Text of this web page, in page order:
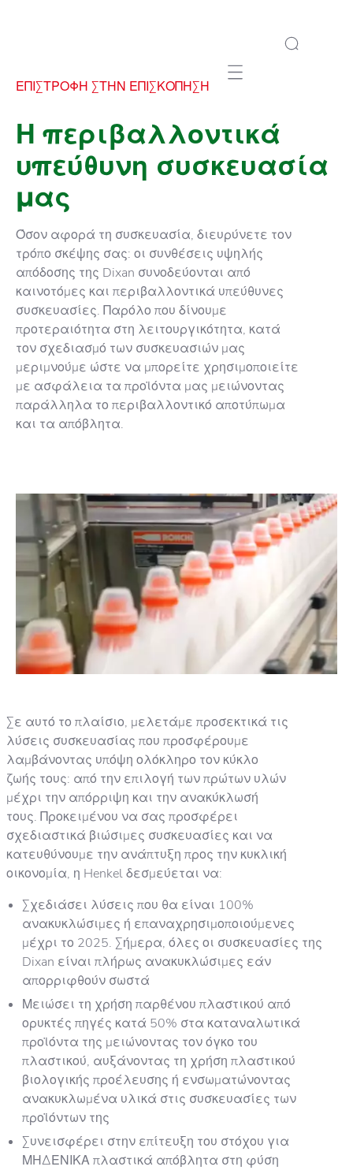
Mobile navigation
ΕΠΙΣΤΡΟΦΗ ΣΤΗΝ ΕΠΙΣΚΟΠΗΣΗ
Η περιβαλλοντικά
υπεύθυνη συσκευασία
μας
Όσον αφορά τη συσκευασία, διευρύνετε τον
τρόπο σκέψης σας: οι συνθέσεις υψηλής
απόδοσης της Dixan συνοδεύονται από
καινοτόμες και περιβαλλοντικά υπεύθυνες
συσκευασίες. Παρόλο που δίνουμε
προτεραιότητα στη λειτουργικότητα, κατά
τον σχεδιασμό των συσκευασιών μας
μεριμνούμε ώστε να μπορείτε χρησιμοποιείτε
με ασφάλεια τα προϊόντα μας μειώνοντας
παράλληλα το περιβαλλοντικό αποτύπωμα
και τα απόβλητα.
Σε αυτό το πλαίσιο, μελετάμε προσεκτικά τις
λύσεις συσκευασίας που προσφέρουμε
λαμβάνοντας υπόψη ολόκληρο τον κύκλο
ζωής τους: από την επιλογή των πρώτων υλών
μέχρι την απόρριψη και την ανακύκλωσή
τους. Προκειμένου να σας προσφέρει
σχεδιαστικά βιώσιμες συσκευασίες και να
κατευθύνουμε την ανάπτυξη προς την κυκλική
οικονομία, η Henkel δεσμεύεται να:
Σχεδιάσει λύσεις που θα είναι 100%
ανακυκλώσιμες ή επαναχρησιμοποιούμενες
μέχρι το 2025. Σήμερα, όλες οι συσκευασίες της
Dixan είναι πλήρως ανακυκλώσιμες εάν
απορριφθούν σωστά
Μειώσει τη χρήση παρθένου πλαστικού από
ορυκτές πηγές κατά 50% στα καταναλωτικά
προϊόντα της μειώνοντας τον όγκο του
πλαστικού, αυξάνοντας τη χρήση πλαστικού
βιολογικής προέλευσης ή ενσωματώνοντας
ανακυκλωμένα υλικά στις συσκευασίες των
προϊόντων της
Συνεισφέρει στην επίτευξη του στόχου για
ΜΗΔΕΝΙΚΑ πλαστικά απόβλητα στη φύση